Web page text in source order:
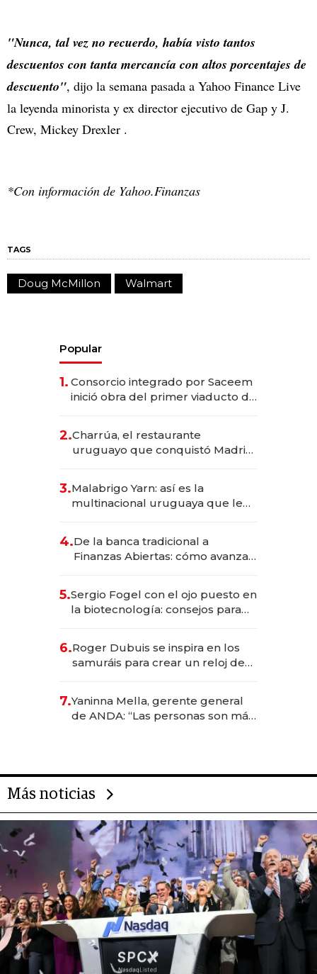
"Nunca, tal vez no recuerdo, había visto tantos
descuentos con tanta mercancía con altos porcentajes de
descuento", dijo la semana pasada a Yahoo Finance Live
la leyenda minorista y ex director ejecutivo de Gap y J.
Crew, Mickey Drexler .
*Con información de Yahoo.Finanzas
TAGS
Doug McMillon Walmart
Popular
1. Consorcio integrado por Saceem
inició obra del primer viaducto de
millones
2.Charrúa, el restaurante
uruguayo que conquistó Madrid:
anticipación y prepara apertura
3.Malabrigo Yarn: así es la
multinacional uruguaya que le
4.De la banca tradicional a
Finanzas Abiertas: cómo avanza
5.Sergio Fogel con el ojo puesto en
la biotecnología: consejos para
6.Roger Dubuis se inspira en los
samuráis para crear un reloj de
7.Yaninna Mella, gerente general
de ANDA: “Las personas son más
Más noticias